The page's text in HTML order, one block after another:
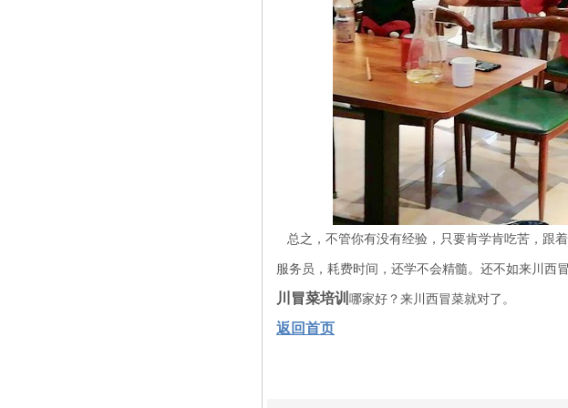
总之，不管你有没有经验，只要肯学肯吃苦，跟
服务员，耗费时间，还学不会精髓。还不如来川西
川冒菜培训 哪家好？来川西冒菜就对了。
返回首页